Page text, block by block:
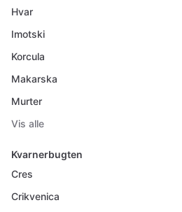
Hvar
Imotski
Korcula
Makarska
Murter
Vis alle
Kvarnerbugten
Cres
Crikvenica